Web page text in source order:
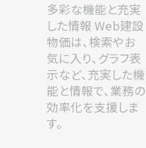
多彩な機能と充実
した情報 Web建設
物価は、検索やお
気に入り、グラフ表
示など、充実した機
能と情報で、業務の
効率化を支援しま
す。